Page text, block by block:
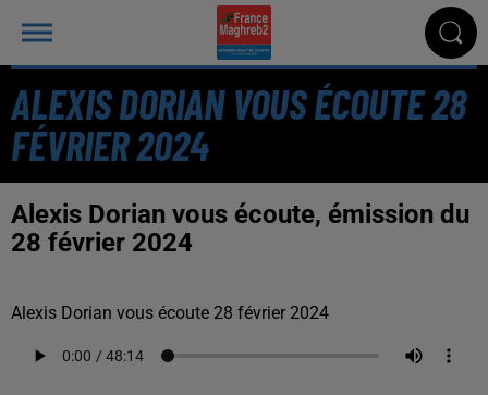
ALEXIS DORIAN VOUS ÉCOUTE 28
FÉVRIER 2024
Alexis Dorian vous écoute, émission du
28 février 2024
Alexis Dorian vous écoute 28 février 2024